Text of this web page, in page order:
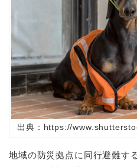
出典：https://
地域の防災拠点に同行避難す